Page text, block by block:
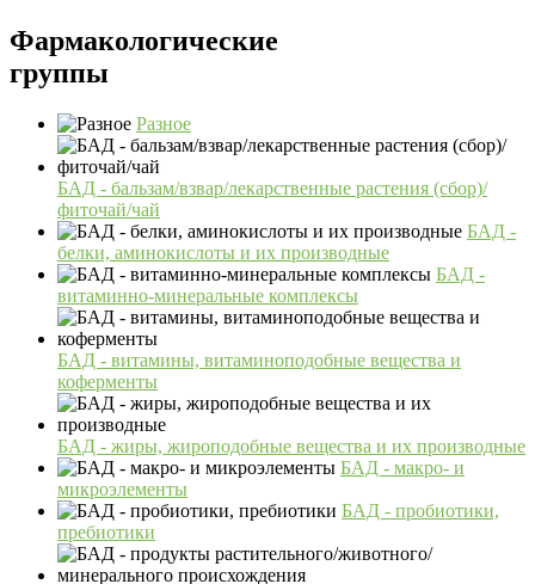
Фармакологические
группы
Разное
БАД - бальзам/взвар/лекарственные растения (сбор)/
фиточай/чай
БАД -
белки, аминокислоты и их производные
БАД -
витаминно-минеральные комплексы
БАД - витамины, витаминоподобные вещества и
коферменты
БАД - жиры, жироподобные вещества и их производные
БАД - макро- и
микроэлементы
БАД - пробиотики,
пребиотики